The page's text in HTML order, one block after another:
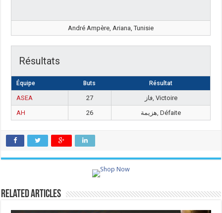
André Ampère, Ariana, Tunisie
Résultats
Équipe Buts Résultat
ASEA 27
فاز, Victoire
AH
26 هزيمة, Défaite
Related Articles